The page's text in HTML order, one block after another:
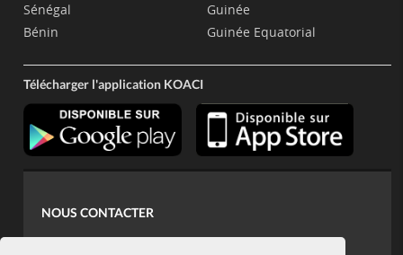
Sénégal
Bénin
Guinée
Guinée Equatorial
Télécharger l'application KOACI
NOUS CONTACTER